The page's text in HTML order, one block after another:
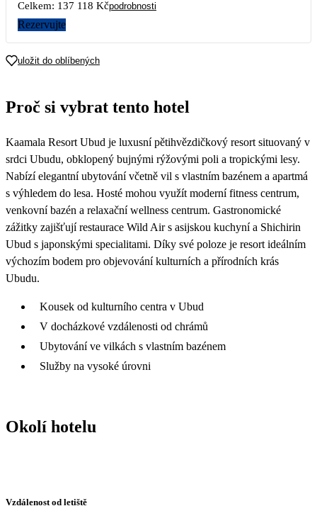
10
17
68 149 68 559
Celkem: 137 118 Kčpodrobnosti
Rezervujte
uložit do oblíbených
Proč si vybrat tento hotel
Kaamala Resort Ubud je luxusní pětihvězdičkový resort situovaný v
srdci Ubudu, obklopený bujnými rýžovými poli a tropickými lesy.
Nabízí elegantní ubytování včetně vil s vlastním bazénem a apartmá
s výhledem do lesa. Hosté mohou využít moderní fitness centrum,
venkovní bazén a relaxační wellness centrum. Gastronomické
zážitky zajišťují restaurace Wild Air s asijskou kuchyní a Shichirin
Ubud s japonskými specialitami. Díky své poloze je resort ideálním
výchozím bodem pro objevování kulturních a přírodních krás
Ubudu.
Kousek od kulturního centra v Ubud
V docházkové vzdálenosti od chrámů
Ubytování ve vilkách s vlastním bazénem
Služby na vysoké úrovni
Okolí hotelu
Vzdálenost od letiště